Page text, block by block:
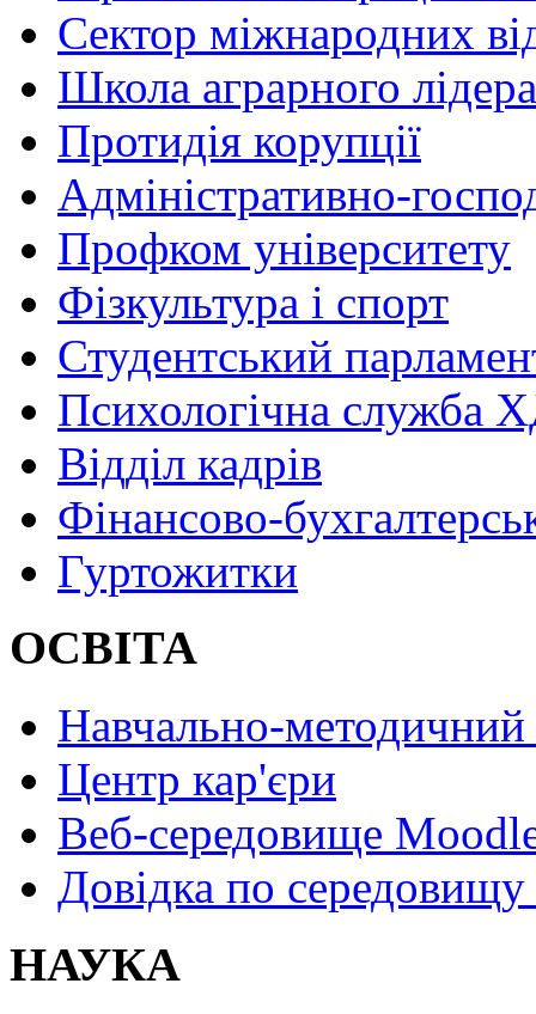
Сектор міжнародних
Школа аграрного лідера
Протидія корупції
Адміністративно-
Профком університету
Фізкультура і спорт
Студентський
Психологічна служба
Відділ кадрів
Фінансово-
Гуртожитки
ОСВІТА
Навчально-методичний
Центр кар'єри
Веб-середовище
Довідка по
НАУКА